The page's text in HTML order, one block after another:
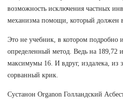
возможность исключения частных
механизма помощи, который должен
Это не учебник, в котором подробно
определенный метод. Ведь на 189,72
максимумы 16. И вдруг, издалека, из
сорванный крик.
Сустанон Organon Голландский